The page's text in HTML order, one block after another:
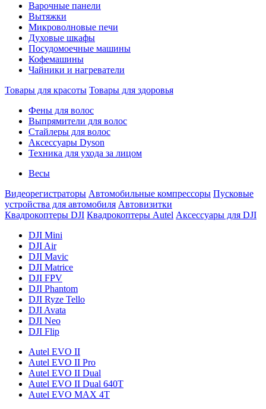
Варочные панели
Вытяжки
Микроволновые печи
Духовые шкафы
Посудомоечные машины
Кофемашины
Чайники и нагреватели
Товары для красоты Товары для здоровья
Фены для волос
Выпрямители для волос
Стайлеры для волос
Аксессуары Dyson
Техника для ухода за лицом
Весы
Видеорегистраторы Автомобильные компрессоры Пусковые
устройства для автомобиля Автовизитки
Квадрокоптеры DJI Квадрокоптеры Autel Аксессуары для DJI
DJI Mini
DJI Air
DJI Mavic
DJI Matrice
DJI FPV
DJI Phantom
DJI Ryze Tello
DJI Avata
DJI Neo
DJI Flip
Autel EVO II
Autel EVO II Pro
Autel EVO II Dual
Autel EVO II Dual 640T
Autel EVO MAX 4T